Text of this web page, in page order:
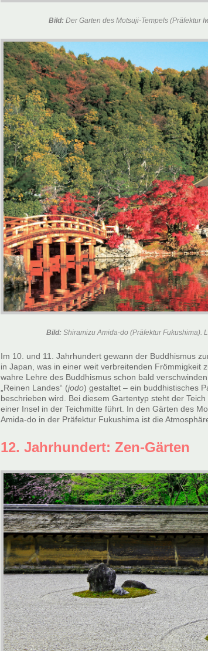
Bild: Der Garten des Motsuji-Tempels (Präfektur
Bild: Shiramizu Amida-do (Präfektur Fukushima).
Im 10. und 11. Jahrhundert gewann der Buddhismus
in Japan, was in einer weit verbreitenden Frömmigkeit
wahre Lehre des Buddhismus schon bald
„Reinen Landes“ (jodo) gestaltet – ein buddhistisches
beschrieben wird. Bei diesem Gartentyp steht der
einer Insel in der Teichmitte führt. In den Gärten des
Amida-do in der Präfektur Fukushima ist die
12. Jahrhundert: Zen-Gärten